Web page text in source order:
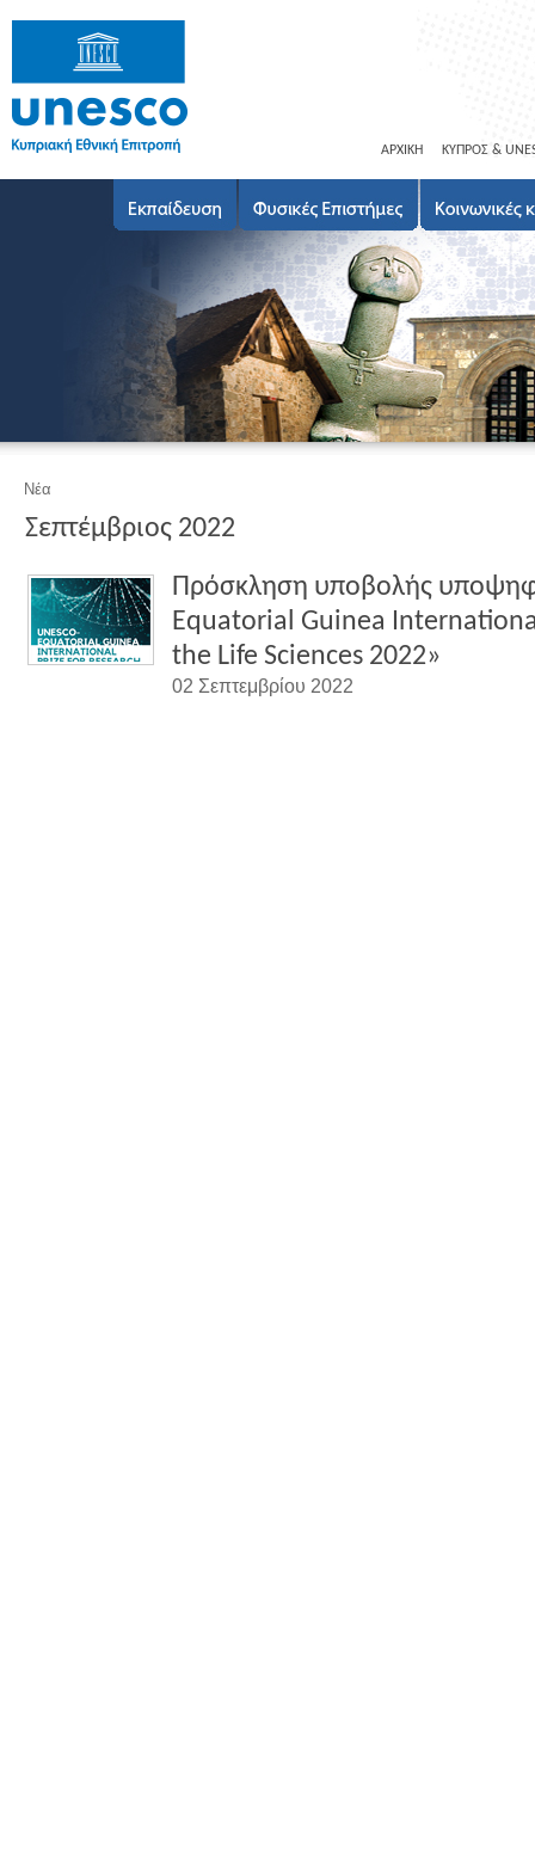
ΑΡΧΙΚΗ ΚΥΠΡΟΣ &
Νέα
Σεπτέμβριος 2022
Πρόσκληση υποβολής
Equatorial Guinea
the Life Sciences 2022»
02 Σεπτεμβρίου 2022